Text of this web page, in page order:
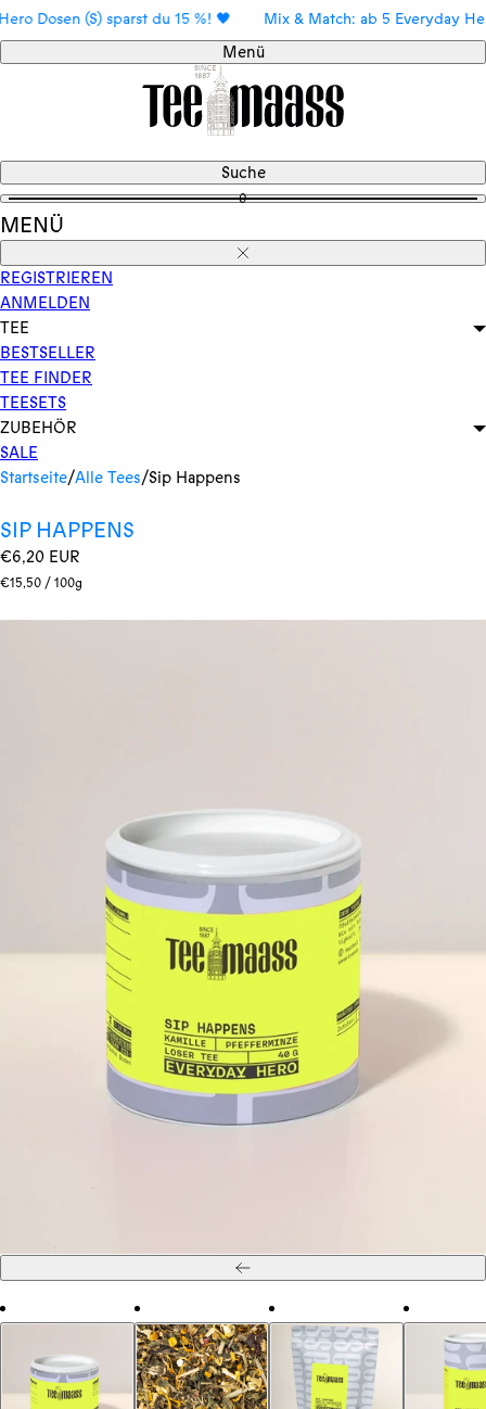
Direkt
zum
Inhalt
(S) sparst du 15 %! 🖤 Mix & Match: ab 5 Everyday Hero
Menü
Suche
0
MENÜ
Schließen
REGISTRIEREN
ANMELDEN
TEE
BESTSELLER
TEE FINDER
TEESETS
ZUBEHÖR
SALE
Startseite/Alle Tees/Sip Happens
SIP HAPPENS
Regulärer
Preis
€6,20 EUR
Stückpreis
€15,50/pro
100g